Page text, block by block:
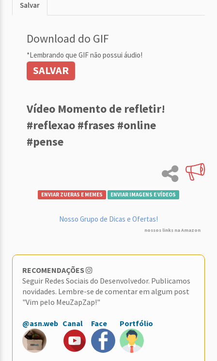
Salvar
Download do GIF
*Lembrando que GIF não possui áudio!
SALVAR
Vídeo Momento de refletir!
#reflexao #frases #online
#pense
ENVIAR ZUERAS E MEMES ENVIAR IMAGENS E VÍDEOS
Nosso Grupo de Dicas e Ofertas!
nossos links na Amazon
RECOMENDAÇÕES
Seguir Redes Sociais do Desenvolvedor. Publicamos
novidades. Lembre-se de comentar em algum post
"Vim pelo MeuZapZap!"
@asn.web Canal Face Portfólio